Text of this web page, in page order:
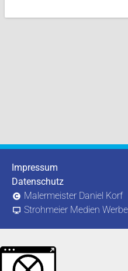
Malermeister Daniel Korf
Strohmeier Medien
Impressum
Datenschutz
Weitere Informationen über den